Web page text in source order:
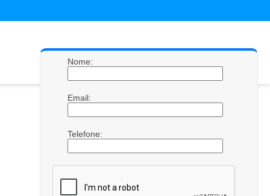
Nome:
Email:
Telefone: